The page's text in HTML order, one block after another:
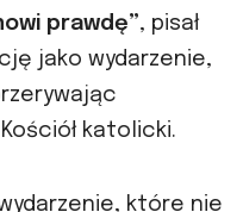
prawdę”, pisał
jako wydarzenie,
katolicki.
które nie